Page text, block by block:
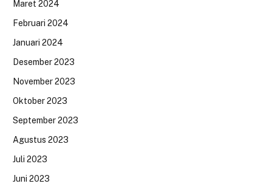
Maret 2024
Februari 2024
Januari 2024
Desember 2023
November 2023
Oktober 2023
September 2023
Agustus 2023
Juli 2023
Juni 2023